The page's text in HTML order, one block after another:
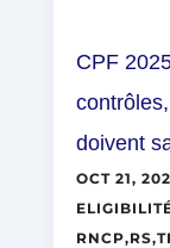
CPF
doivent
OCT 21,